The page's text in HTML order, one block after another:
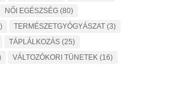
NŐI EGÉSZSÉG(80)
TERMÉSZETGYÓGYÁSZAT(3)
TÁPLÁLKOZÁS(25)
VÁLTOZÓKORI TÜNETEK(16)